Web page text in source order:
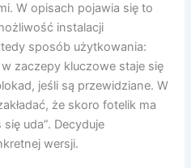
W opisach pojawia się to
instalacji
sposób użytkowania:
zaczepy kluczowe staje się
jeśli są przewidziane. W
że skoro fotelik ma
uda”. Decyduje
wersji.